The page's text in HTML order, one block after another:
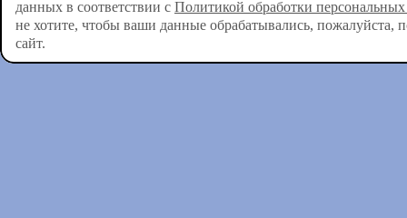
данных в соответствии с Политикой обработки
не хотите, чтобы ваши данные обрабатывались, пожалуйста,
сайт.